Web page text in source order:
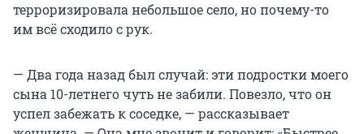
терроризировала небольшое село, но почему-то
им всё сходило с рук.
— Два года назад был случай: эти подростки моего
сына 10-летнего чуть не забили. Повезло, что он
успел забежать к соседке, — рассказывает